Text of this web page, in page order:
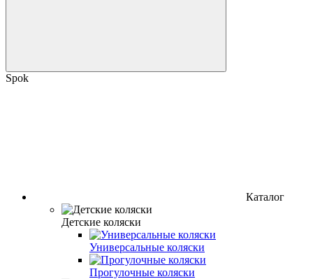
Spok
Каталог
Детские коляски
Универсальные коляски
Прогулочные коляски